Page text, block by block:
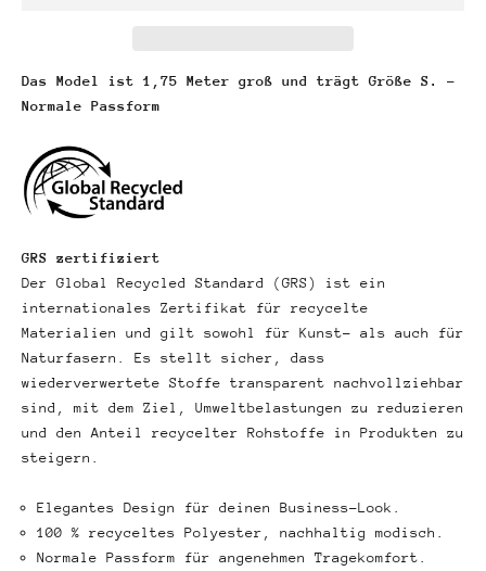
Das Model ist 1,75 Meter groß und trägt Größe S. -
Normale Passform
GRS zertifiziert
Der Global Recycled Standard (GRS) ist ein
internationales Zertifikat für recycelte
Materialien und gilt sowohl für Kunst- als auch für
Naturfasern. Es stellt sicher, dass
wiederverwertete Stoffe transparent nachvollziehbar
sind, mit dem Ziel, Umweltbelastungen zu reduzieren
und den Anteil recycelter Rohstoffe in Produkten zu
steigern.
Elegantes Design für deinen Business-Look.
100 % recyceltes Polyester, nachhaltig modisch.
Normale Passform für angenehmen Tragekomfort.